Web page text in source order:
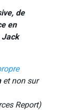
de
en
et non sur
Report)